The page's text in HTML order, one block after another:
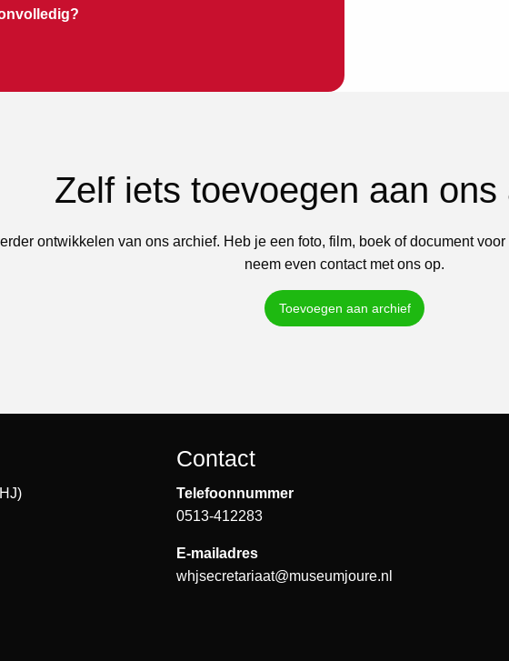
Zelf iets toevoegen aan ons
ontwikkelen van ons archief. Heb je een foto, film, boek of document
neem even contact met ons op.
Toevoegen aan archief
Contact
Telefoonnummer
0513-412283
E-mailadres
whjsecretariaat@museumjoure.nl